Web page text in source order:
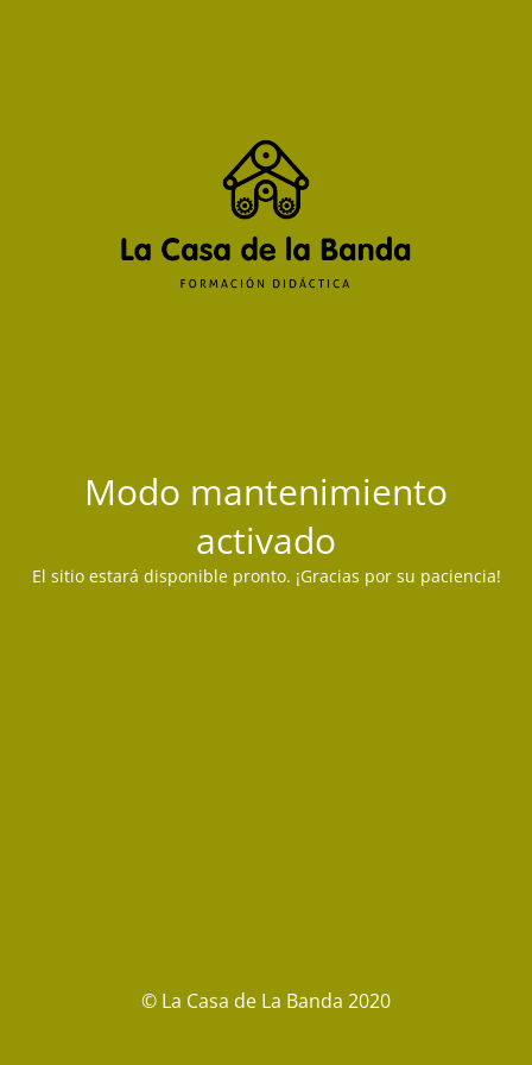
Modo mantenimiento
activado
El sitio estará disponible pronto. ¡Gracias por su paciencia!
© La Casa de La Banda 2020